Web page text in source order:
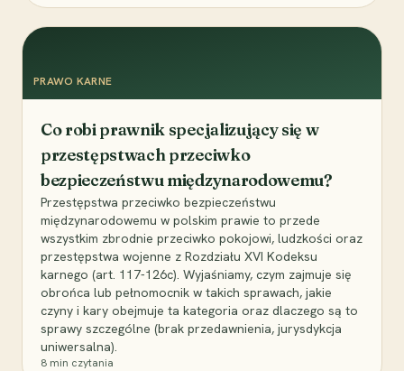
PRAWO KARNE
Co robi prawnik specjalizujący się w
przestępstwach przeciwko
bezpieczeństwu międzynarodowemu?
Przestępstwa przeciwko bezpieczeństwu
międzynarodowemu w polskim prawie to przede
wszystkim zbrodnie przeciwko pokojowi, ludzkości oraz
przestępstwa wojenne z Rozdziału XVI Kodeksu
karnego (art. 117-126c). Wyjaśniamy, czym zajmuje się
obrońca lub pełnomocnik w takich sprawach, jakie
czyny i kary obejmuje ta kategoria oraz dlaczego są to
sprawy szczególne (brak przedawnienia, jurysdykcja
uniwersalna).
8 min czytania